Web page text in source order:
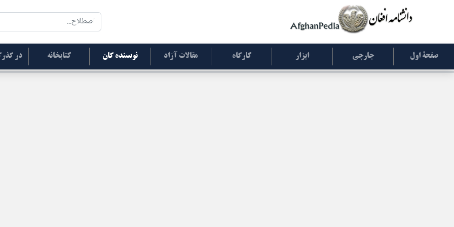
صفحۀ اول جارچی ابزار کارگاه مقالات آزاد نویسنده گان کتابخانه در